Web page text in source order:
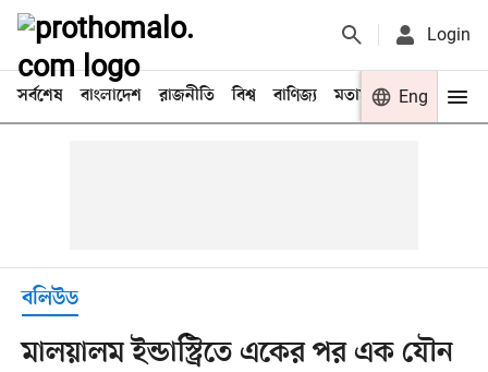
Login
সর্বশেষ বাংলাদেশ রাজনীতি বিশ্ব বাণিজ্য মতামত খেলা
Eng
বলিউড
মালয়ালম ইন্ডাস্ট্রিতে একের পর এক যৌন